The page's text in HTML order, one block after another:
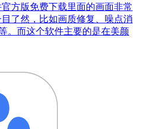
方版免费下载里面的画面非常
了然，比如画质修复、噪点消
。而这个软件主要的是在美颜